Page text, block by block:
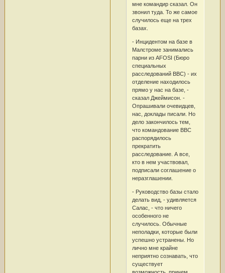
мне командир сказал. Он
звонил туда. То же самое
случилось еще на трех
базах.
- Инцидентом на базе в
Малстроме занимались
парни из AFOSI (Бюро
специальных
расследований ВВС) - их
отделение находилось
прямо у нас на базе, -
сказал Джеймисон. -
Опрашивали очевидцев,
нас, доклады писали. Но
дело закончилось тем,
что командование ВВС
распорядилось
прекратить
расследование. А все,
кто в нем участвовал,
подписали соглашение о
неразглашении.
- Руководство базы стало
делать вид, - удивляется
Салас, - что ничего
особенного не
случилось. Обычные
неполадки, которые были
успешно устранены. Но
лично мне крайне
неприятно сознавать, что
существует